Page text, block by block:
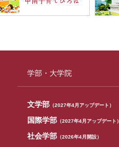
学部・大学院
文学部 （2027年4月アップデート）
国際学部 （2027年4月アップデート）
社会学部 （2026年4月開設）